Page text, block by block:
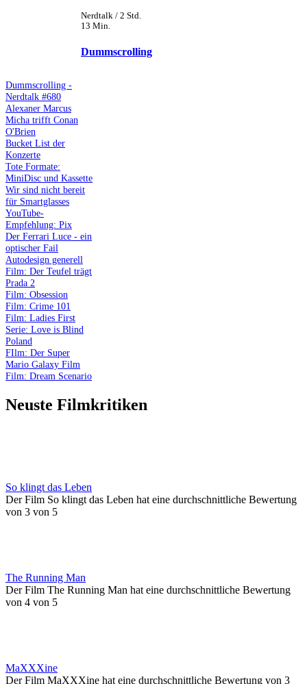
Nerdtalk / 2 Std.
13 Min.
Dummscrolling
Dummscrolling -
Nerdtalk #680
Alexaner Marcus
Micha trifft Conan
O'Brien
Bucket List der
Konzerte
Tote Formate:
MiniDisc und Kassette
Wir sind nicht bereit
für Smartglasses
YouTube-
Empfehlung: Pix
Der Ferrari Luce - ein
optischer Fail
Autodesign generell
Film: Der Teufel trägt
Prada 2
Film: Obsession
Film: Crime 101
Film: Ladies First
Serie: Love is Blind
Poland
FIlm: Der Super
Mario Galaxy Film
Film: Dream Scenario
Neuste Filmkritiken
So klingt das Leben
Der Film So klingt das Leben hat eine durchschnittliche Bewertung
von 3 von 5
The Running Man
Der Film The Running Man hat eine durchschnittliche Bewertung
von 4 von 5
MaXXXine
Der Film MaXXXine hat eine durchschnittliche Bewertung von 3